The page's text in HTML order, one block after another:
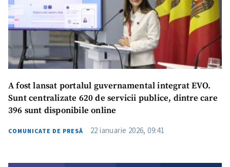
A fost lansat portalul guvernamental integrat EVO.
Sunt centralizate 620 de servicii publice, dintre care
396 sunt disponibile online
COMUNICATE DE PRESĂ 22 ianuarie 2026, 09:41